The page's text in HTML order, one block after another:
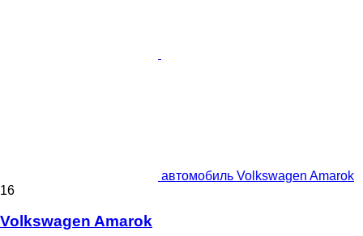
автомобиль Volkswagen Amarok
16
Volkswagen Amarok